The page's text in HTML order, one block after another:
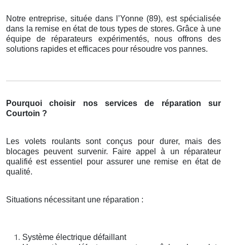
Notre entreprise, située dans l’Yonne (89), est spécialisée
dans la remise en état de tous types de stores. Grâce à une
équipe de réparateurs expérimentés, nous offrons des
solutions rapides et efficaces pour résoudre vos pannes.
Pourquoi choisir nos services de réparation sur
Courtoin ?
Les volets roulants sont conçus pour durer, mais des
blocages peuvent survenir. Faire appel à un réparateur
qualifié est essentiel pour assurer une remise en état de
qualité.
Situations nécessitant une réparation :
Système électrique défaillant